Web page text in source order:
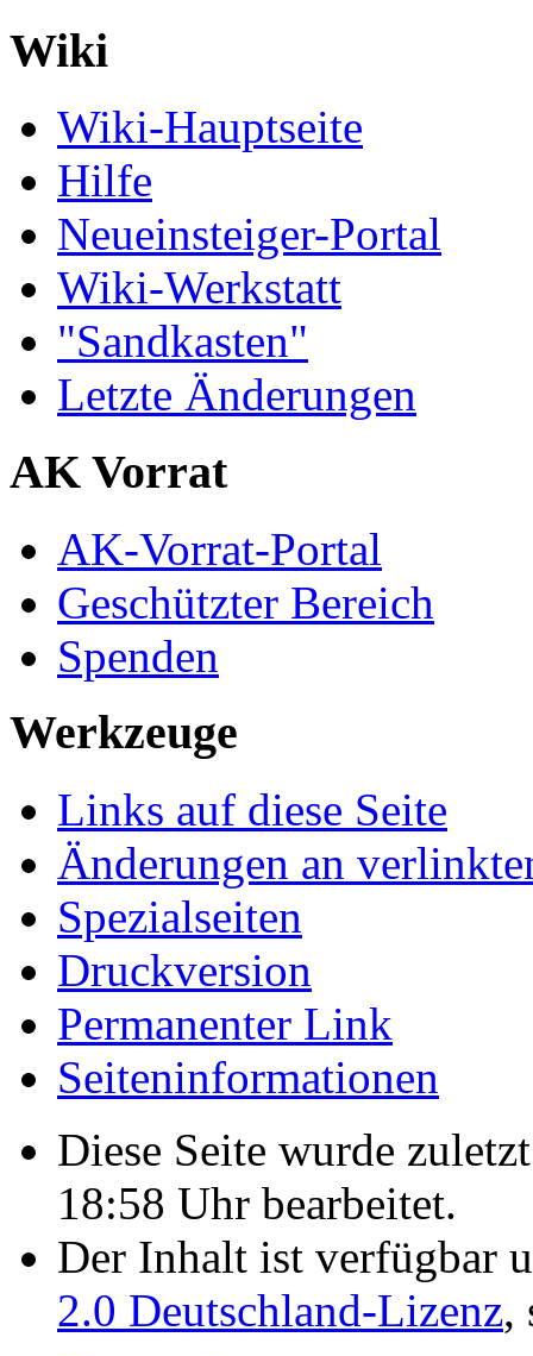
Wiki
Wiki-Hauptseite
Hilfe
Neueinsteiger-Portal
Wiki-Werkstatt
"Sandkasten"
Letzte Änderungen
AK Vorrat
AK-Vorrat-Portal
Geschützter Bereich
Spenden
Werkzeuge
Links auf diese Seite
Änderungen an
Spezialseiten
Druckversion
Permanenter Link
Seiten­­informationen
Diese Seite wurde
18:58 Uhr bearbeitet.
Der Inhalt ist verfügbar
2.0 Deutschland-Lizenz,